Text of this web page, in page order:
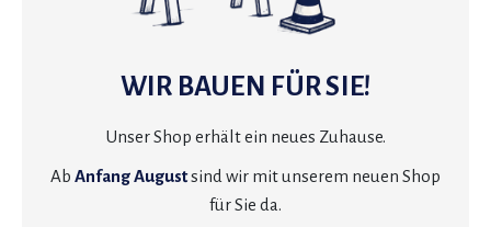
WIR BAUEN FÜR SIE!
Unser Shop erhält ein neues Zuhause.
Ab Anfang Augustsind wir mit unserem neuen Shop
für Sie da.